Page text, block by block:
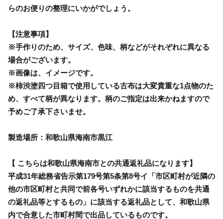
らのお便りの整理にいかがでしょう。
【注意事項】
※手作りのため、サイズ、色味、柄などがそれぞれに異なる
場合がございます。
※画像は、イメージです。
※柿渋塗四つ目箱で使用している古布は大変貴重な1点物のた
め、すべて柄が異なります。柄のご指定は出来かねますので
予めご了承下さいませ。
製造場所：和歌山県海南市黒江
【 こちらは和歌山県海南市との共通返礼品になります】
平成31年総務省告示第179号第5条第8号イ「市区町村が近隣の
他の市区町村と共同で前各号いずれかに該当するものを共通
の返礼品等とするもの」に該当する返礼品として、和歌山県
内で合意した市町村間で出品しているものです。